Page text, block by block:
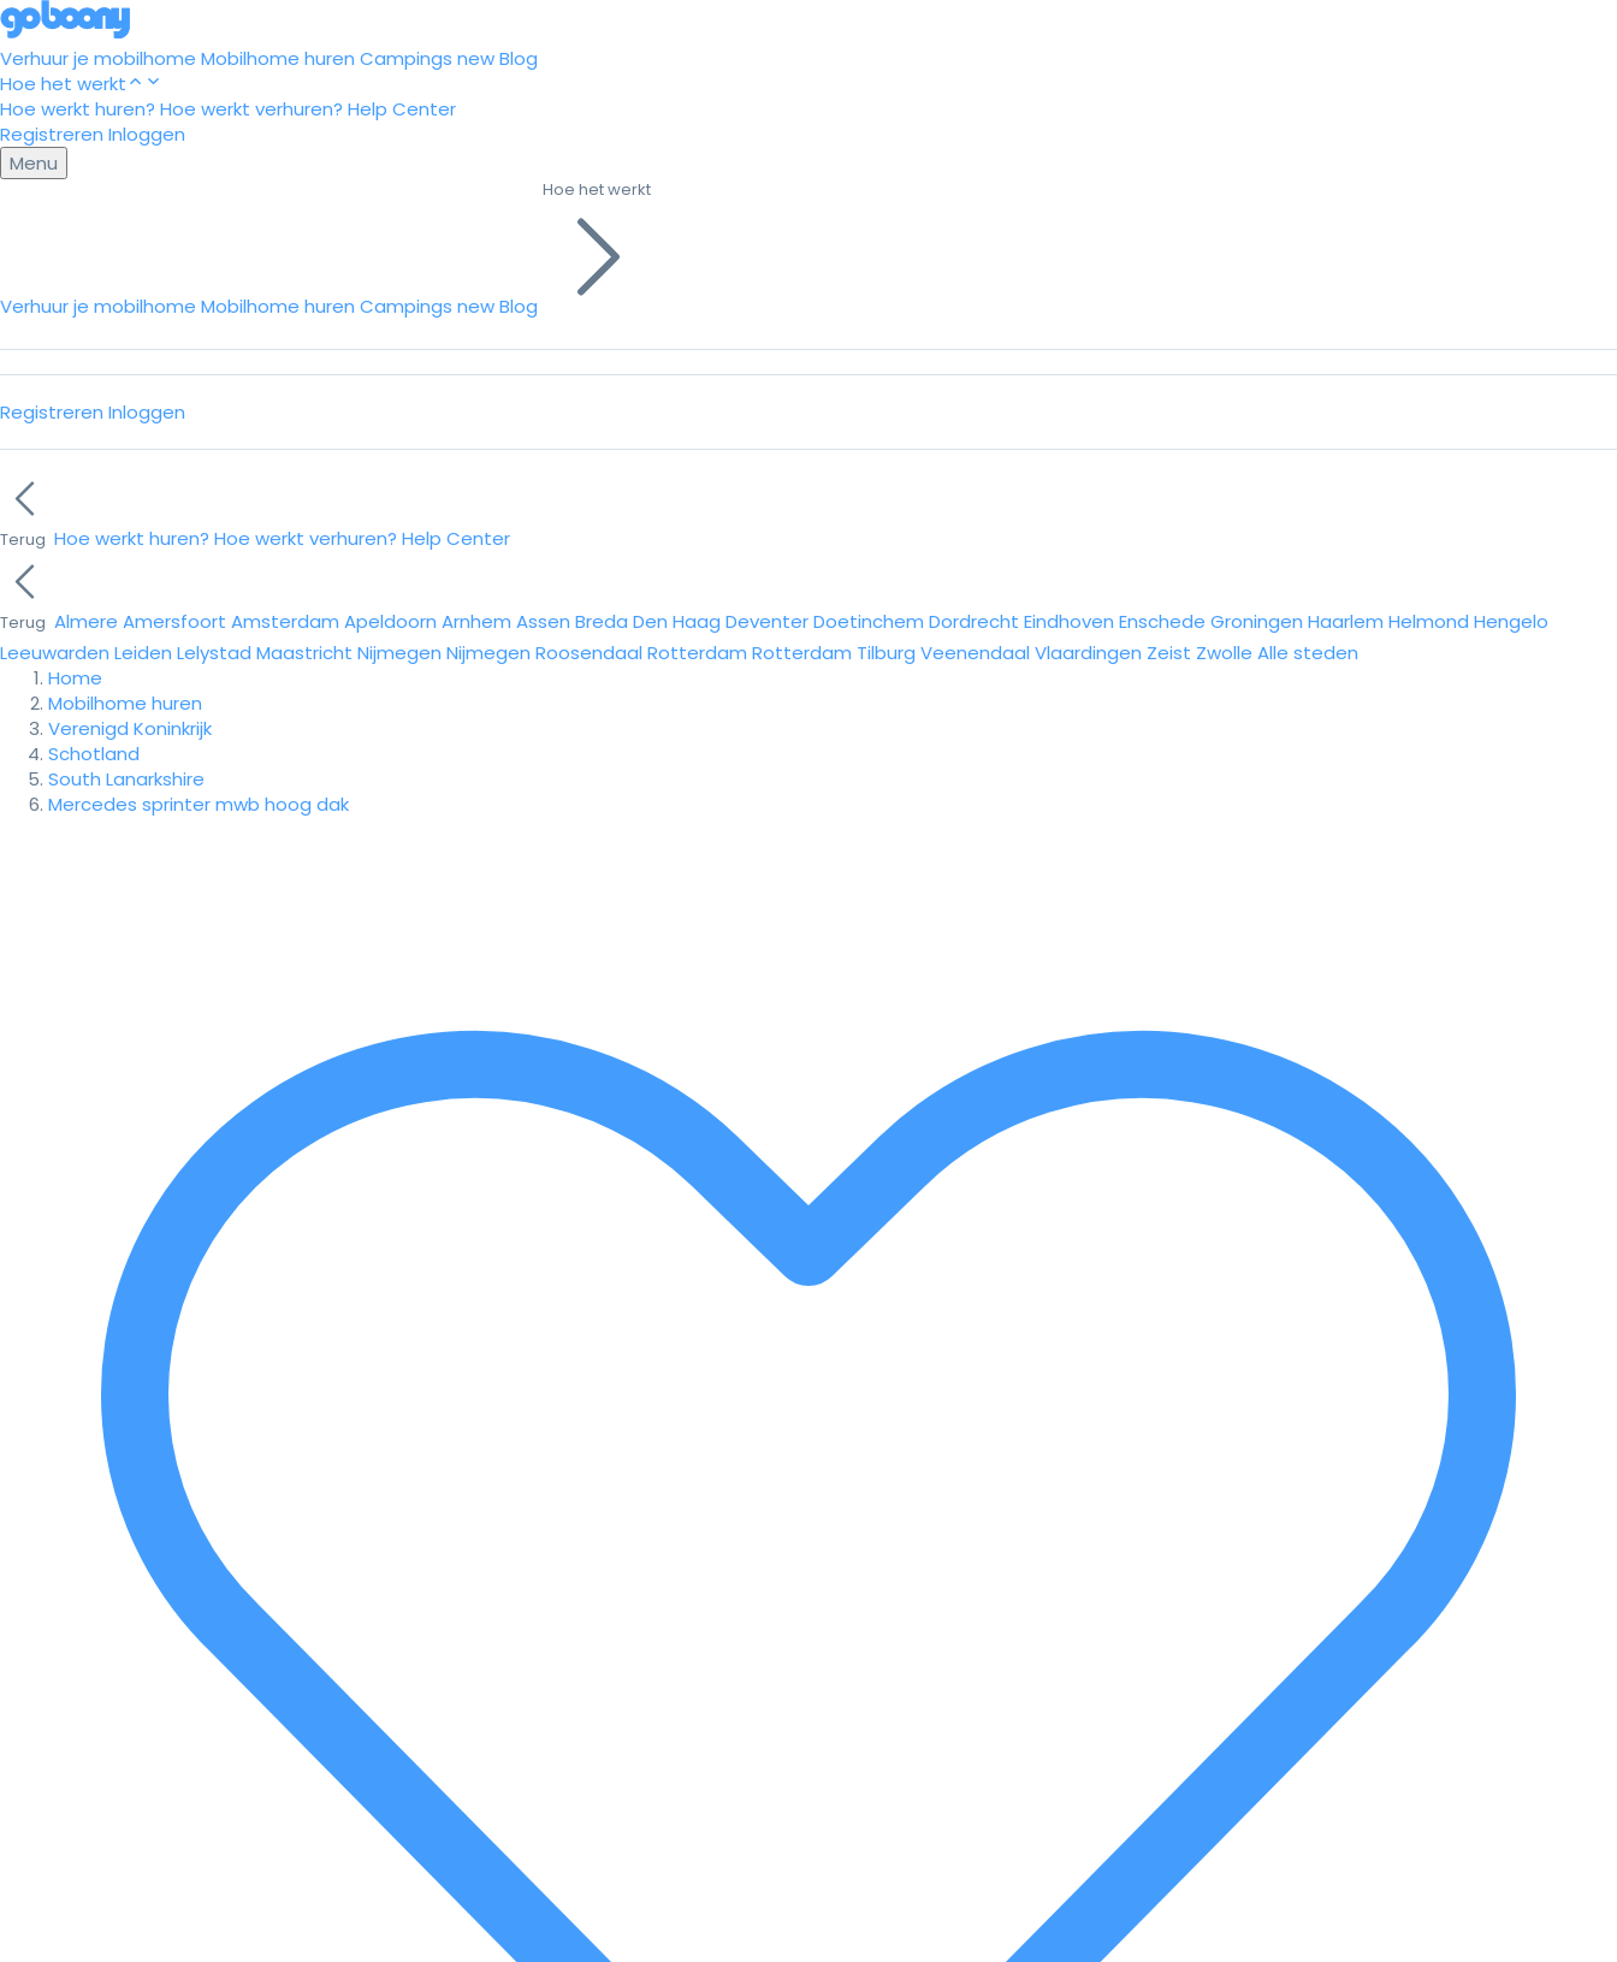
Verhuur je mobilhome Mobilhome huren Campings newBlog
Hoe het werkt
Hoe werkt huren? Hoe werkt verhuren? Help Center
Registreren Inloggen
Menu
Verhuur je mobilhome Mobilhome huren Campings newBlog
Hoe het werkt
Registreren Inloggen
Terug Hoe werkt huren? Hoe werkt verhuren? Help Center
Terug Almere Amersfoort Amsterdam Apeldoorn Arnhem Assen Breda Den Haag DeventerDoetinchem Dordrecht Eindhoven Enschede Groningen Haarlem Helmond Hengelo
Leeuwarden Leiden Lelystad Maastricht Nijmegen Nijmegen Roosendaal Rotterdam Rotterdam Tilburg Veenendaal Vlaardingen Zeist Zwolle Alle steden
Home
Mobilhome huren
Verenigd Koninkrijk
Schotland
South Lanarkshire
Mercedes sprinter mwb hoog dak